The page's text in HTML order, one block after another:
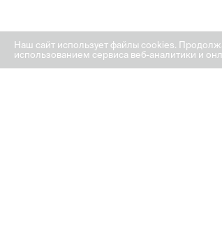
Наш сайт использует файлы cookies.
использованием сервиса веб-аналитики и